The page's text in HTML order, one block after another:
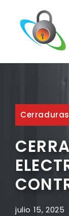
contenido
Cerraduras
julio 15, 2025